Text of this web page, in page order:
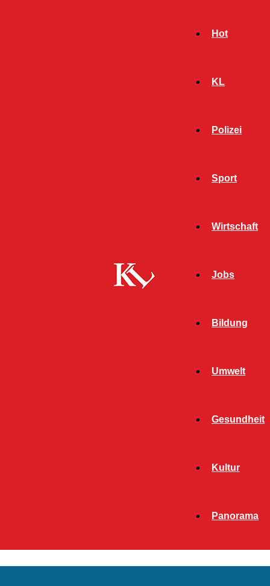
Hot
KL
Polizei
Sport
Wirtschaft
Jobs
Bildung
Umwelt
Gesundheit
Kultur
Panorama